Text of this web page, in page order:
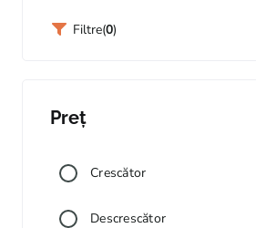
Filtre(0)
Preț
Crescător
Descrescător